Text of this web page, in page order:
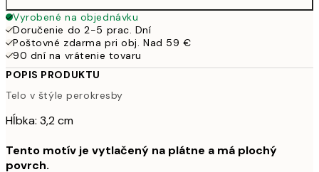
Vyrobené na objednávku
Doručenie do 2-5 prac. Dní
Poštovné zdarma pri obj. Nad 59 €
90 dní na vrátenie tovaru
POPIS PRODUKTU
Telo v štýle perokresby
Hĺbka: 3,2 cm
Tento motív je vytlačený na plátne a má plochý
povrch.